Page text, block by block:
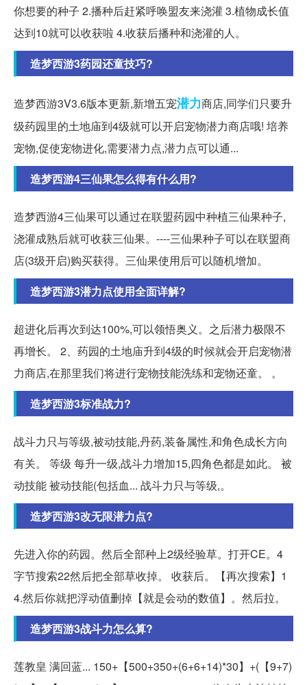
你想要的种子 2.播种后赶紧呼唤盟友来浇灌 3.植物成长值
达到10就可以收获啦 4.收获后播种和浇灌的人。
造梦西游3药园还童技巧?
造梦西游3V3.6版本更新,新增五宠潜力商店,同学们只要升
级药园里的土地庙到4级就可以开启宠物潜力商店哦! 培养
宠物,促使宠物进化,需要潜力点,潜力点可以通...
造梦西游4三仙果怎么得有什么用?
造梦西游4三仙果可以通过在联盟药园中种植三仙果种子,
浇灌成熟后就可收获三仙果。----三仙果种子可以在联盟商
店(3级开启)购买获得。三仙果使用后可以随机增加。
造梦西游3潜力点使用全面详解?
超进化后再次到达100%,可以领悟奥义。之后潜力极限不
再增长。 2、药园的土地庙升到4级的时候就会开启宠物潜
力商店,在那里我们将进行宠物技能洗练和宠物还童。 。
造梦西游3标准战力?
战斗力只与等级,被动技能,丹药,装备属性,和角色成长方向
有关。 等级 每升一级,战斗力增加15,四角色都是如此。 被
动技能 被动技能(包括血... 战斗力只与等级,。
造梦西游3改无限潜力点?
先进入你的药园。然后全部种上2级经验草。打开CE。4
字节搜索22然后把全部草收掉。 收获后。【再次搜索】1
4.然后你就把浮动值删掉【就是会动的数值】。然后拉。
造梦西游3战斗力怎么算?
莲教皇 满回蓝... 150+【500+350+(6+6+14)*30】+(【9+7)